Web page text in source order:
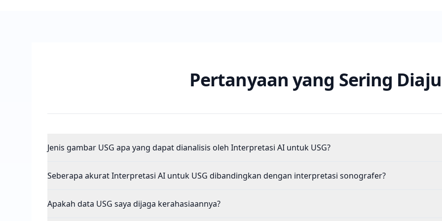
Pertanyaan yang Sering
Jenis gambar USG apa yang dapat dianalisis oleh Interpretasi AI untuk USG?
Seberapa akurat Interpretasi AI untuk USG dibandingkan dengan interpretasi sonografer?
Apakah data USG saya dijaga kerahasiaannya?